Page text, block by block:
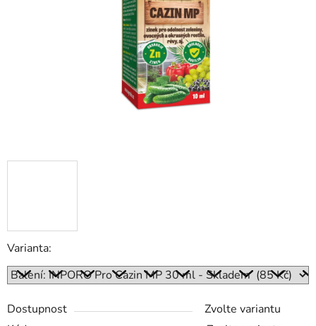
Varianta:
Dostupnost
Zvolte variantu